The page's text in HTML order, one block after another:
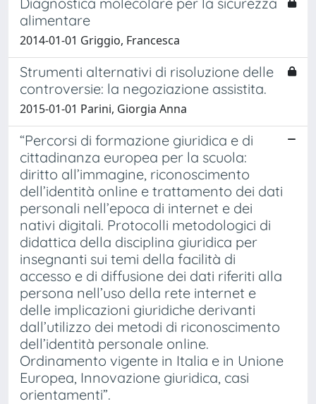
alimentare
2014-01-01 Griggio, Francesca
Strumenti alternativi di risoluzione delle
controversie: la negoziazione assistita.
2015-01-01 Parini, Giorgia Anna
“Percorsi di formazione giuridica e di
cittadinanza europea per la scuola:
diritto all’immagine, riconoscimento
dell’identità online e trattamento dei dati
personali nell’epoca di internet e dei
nativi digitali. Protocolli metodologici di
didattica della disciplina giuridica per
insegnanti sui temi della facilità di
accesso e di diffusione dei dati riferiti alla
persona nell’uso della rete internet e
delle implicazioni giuridiche derivanti
dall’utilizzo dei metodi di riconoscimento
dell’identità personale online.
Ordinamento vigente in Italia e in Unione
Europea, Innovazione giuridica, casi
orientamenti”.